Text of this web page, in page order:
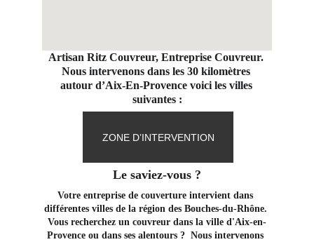
Artisan Ritz Couvreur, Entreprise Couvreur.
Nous intervenons dans les 30 kilomètres
autour d’Aix-En-Provence voici les villes
suivantes :
ZONE D’INTERVENTION
Le saviez-vous ?
Votre entreprise de couverture intervient dans
différentes villes de la région des Bouches-du-Rhône.
Vous recherchez un couvreur dans la ville d'Aix-en-
Provence ou dans ses alentours ?  Nous intervenons